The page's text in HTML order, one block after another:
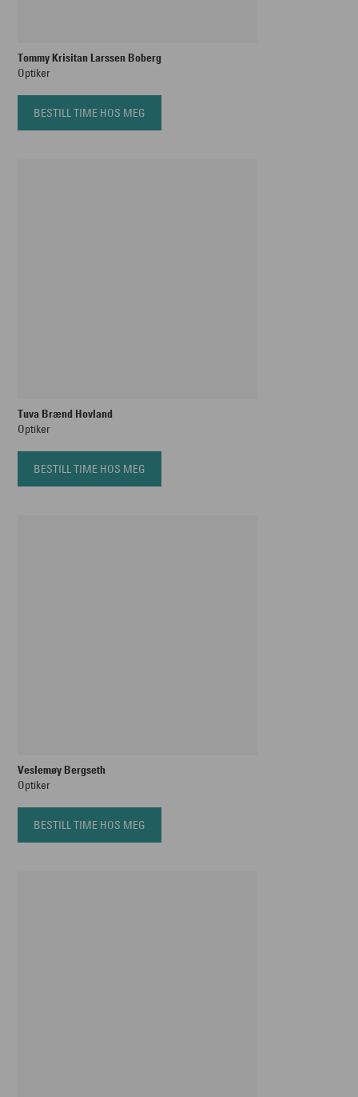
Tommy Krisitan Larssen Boberg
Optiker
BESTILL TIME HOS MEG
Tuva Brænd Hovland
Optiker
BESTILL TIME HOS MEG
Veslemøy Bergseth
Optiker
BESTILL TIME HOS MEG